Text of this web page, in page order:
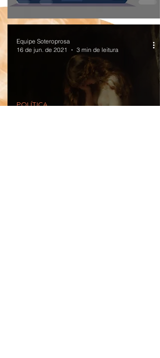
POLÍTICA
Equipe Soteroprosa
16 de jun. de 2021
3 min de leitura